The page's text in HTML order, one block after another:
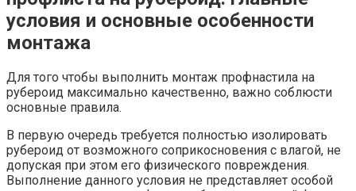
условия и основные особенности
монтажа
Для того чтобы выполнить монтаж профнастила на
рубероид максимально качественно, важно соблюсти
основные правила.
В первую очередь требуется полностью изолировать
рубероид от возможного соприкосновения с влагой, не
допуская при этом его физического повреждения.
Выполнение данного условия не представляет особой